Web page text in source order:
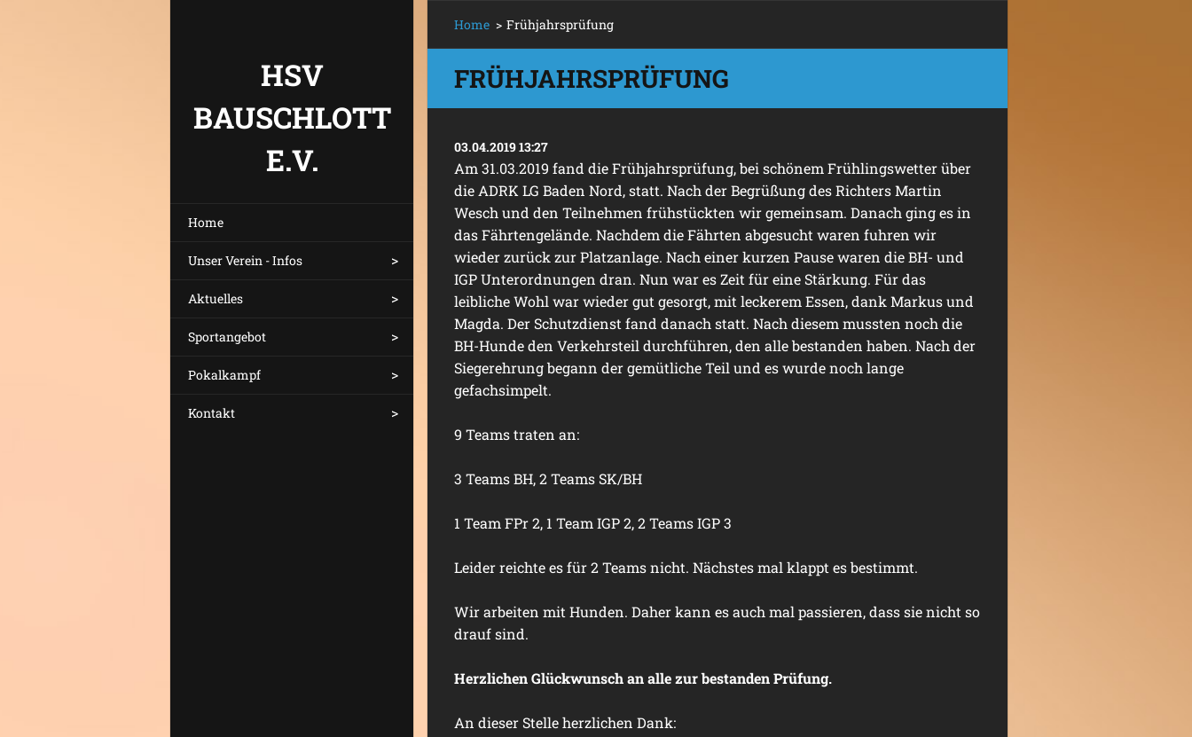
HSV
BAUSCHLOTT
E.V.
Home
Unser Verein - Infos
Aktuelles
Sportangebot
Pokalkampf
Kontakt
Home > Frühjahrsprüfung
FRÜHJAHRSPRÜFUNG
03.04.2019 13:27
Am 31.03.2019 fand die Frühjahrsprüfung, bei schönem Frühlingswetter über
die ADRK LG Baden Nord, statt. Nach der Begrüßung des Richters Martin
Wesch und den Teilnehmen frühstückten wir gemeinsam. Danach ging es in
das Fährtengelände. Nachdem die Fährten abgesucht waren fuhren wir
wieder zurück zur Platzanlage. Nach einer kurzen Pause waren die BH- und
IGP Unterordnungen dran. Nun war es Zeit für eine Stärkung. Für das
leibliche Wohl war wieder gut gesorgt, mit leckerem Essen, dank Markus und
Magda. Der Schutzdienst fand danach statt. Nach diesem mussten noch die
BH-Hunde den Verkehrsteil durchführen, den alle bestanden haben. Nach der
Siegerehrung begann der gemütliche Teil und es wurde noch lange
gefachsimpelt.
9 Teams traten an:
3 Teams BH, 2 Teams SK/BH
1 Team FPr 2, 1 Team IGP 2, 2 Teams IGP 3
Leider reichte es für 2 Teams nicht. Nächstes mal klappt es bestimmt.
Wir arbeiten mit Hunden. Daher kann es auch mal passieren, dass sie nicht so
drauf sind.
Herzlichen Glückwunsch an alle zur bestanden Prüfung.
An dieser Stelle herzlichen Dank: